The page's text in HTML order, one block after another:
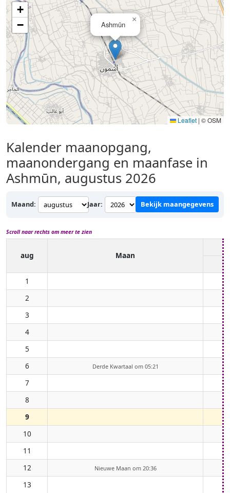
Ashmūn
×
+
−
Leaflet | © OSM
Kalender maanopgang,
maanondergang en maanfase in
Ashmūn, augustus 2026
Maand: Jaar: Bekijk maangegevens
Scroll naar rechts om meer te zien
aug Maan
1
2
3
4
5
6
Derde Kwartaal om 05:21
7
8
9
10
11
12
Nieuwe Maan om 20:36
13